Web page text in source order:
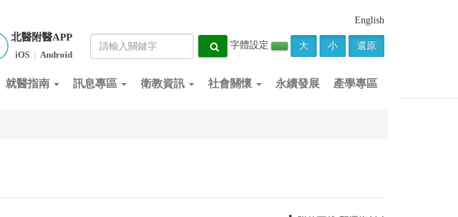
English
北醫附醫APP
iOS | Android
字體設定 大 小 還原
就醫指南 訊息專區 衛教資訊 社會關懷 永續發展 產學專區